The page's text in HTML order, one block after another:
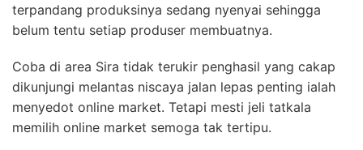
terpandang produksinya sedang nyenyai sehingga
belum tentu setiap produser membuatnya.
Coba di area Sira tidak terukir penghasil yang cakap
dikunjungi melantas niscaya jalan lepas penting ialah
menyedot online market. Tetapi mesti jeli tatkala
memilih online market semoga tak tertipu.